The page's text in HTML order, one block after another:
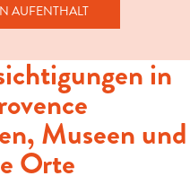
AUFENTHALT
in
Museen und
Orte